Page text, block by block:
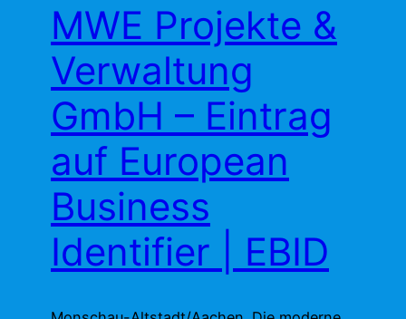
MWE Projekte &
Verwaltung
GmbH – Eintrag
auf European
Business
Identifier | EBID